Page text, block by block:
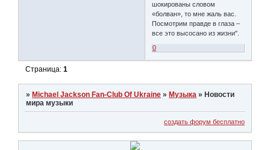
шокированы словом
«болван», то мне жаль вас.
Посмотрим правде в глаза –
все это высосано из жизни".
0
Страница:1
»Michael Jackson Fan-Club Of Ukraine »Музыка »Новости
мира музыки
создать форум бесплатно